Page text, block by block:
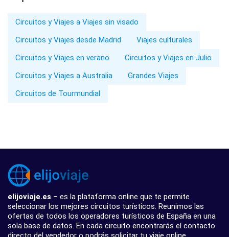
Circuitos y Viajes a Viajes sin visado
Circuitos y Viajes desde Madrid
Viajes culturales
Circuitos y Viajes en verano
Circuitos y Viajes en Julio
Circuitos y Viajes a Australia
Grandes Viajes
Circuitos de Tourmundial
elijoviaje.es – es la plataforma online que te permite
seleccionar los mejores circuitos turísticos. Reunimos las
ofertas de todos los operadores turísticos de España en una
sola base de datos. En cada circuito encontrarás el contacto